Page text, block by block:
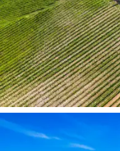
yaşam çözümü.
fermantasyonu ve
bulunduğu bir
olup, yüksek
ekipmanlarla, kesik
sistemiyle
depo, şişeleme